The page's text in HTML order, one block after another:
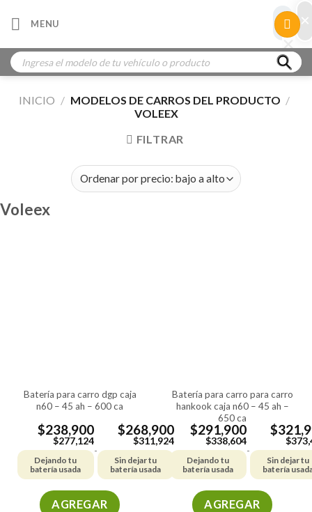
MENU
Búsqueda
de
productos
INICIO / MODELOS DE CARROS DEL PRODUCTO /
VOLEEX
FILTRAR
Voleex
batería para carro dgp caja
n60 – 45 ah – 600 ca
$238,900
$277,124
Dejando tu
batería usada
-
$268,900
$311,924
Sin dejar tu
batería usada
AGREGAR
batería para carro para carro
hankook caja n60 – 45 ah –
650 ca
$291,900
$338,604
Dejando tu
batería usada
-
$
$
Sin dejar tu
batería
AGREGAR
×
×
×
×